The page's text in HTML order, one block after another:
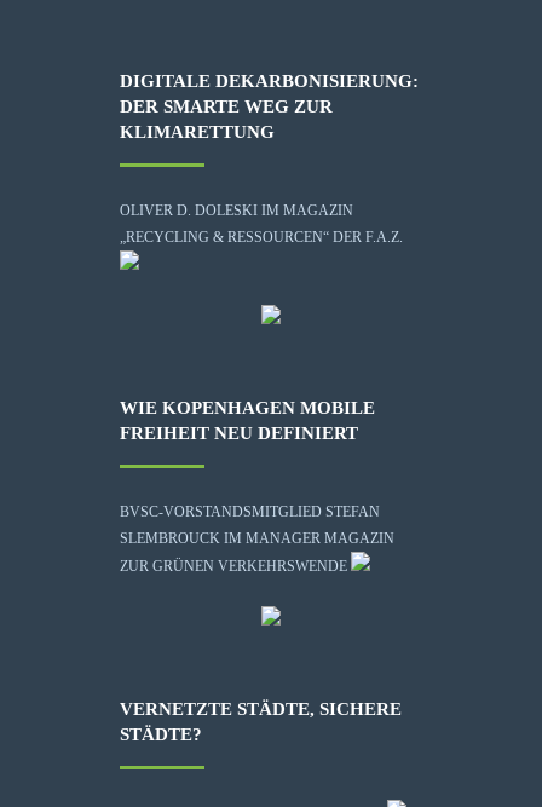
DIGITALE DEKARBONISIERUNG:
DER SMARTE WEG ZUR
KLIMARETTUNG
OLIVER D. DOLESKI IM MAGAZIN
„RECYCLING & RESSOURCEN“ DER F.A.Z.
WIE KOPENHAGEN MOBILE
FREIHEIT NEU DEFINIERT
BVSC-VORSTANDSMITGLIED STEFAN
SLEMBROUCK IM MANAGER MAGAZIN
ZUR GRÜNEN VERKEHRSWENDE
VERNETZTE STÄDTE, SICHERE
STÄDTE?